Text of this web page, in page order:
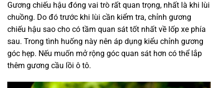
Gương chiếu hậu đóng vai trò rất quan trọng, nhất là khi lùi
chuồng. Do đó trước khi lùi cần kiểm tra, chỉnh gương
chiếu hậu sao cho có tầm quan sát tốt nhất về lốp xe phía
sau. Trong tình huống này nên áp dụng kiểu chỉnh gương
góc hẹp. Nếu muốn mở rộng góc quan sát hơn có thể lắp
thêm gương cầu lồi ô tô.